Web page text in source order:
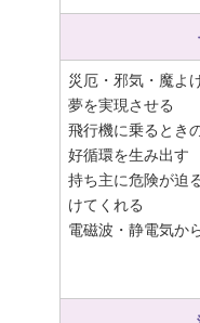
災厄・邪気・魔よ
夢を実現させる
飛行機に乗るとき
好循環を生み出す
持ち主に危険が迫
けてくれる
電磁波・静電気か